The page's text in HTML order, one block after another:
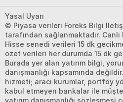
Yasal Uyarı
© Piyasa verileri Foreks Bilgi
tarafından sağlanmaktadır.
Hisse senedi verileri 15 dk
özet verileri her durumda 15 dk
Burada yer alan yatırım bilgi,
danışmanlığı kapsamında değildir.
hizmeti; aracı kurumlar, portföy
kabul etmeyen bankalar ile
yatırım danışmanlığı sözleşmesi